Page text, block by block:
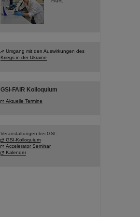
Umgang mit den Auswirkungen des
Kriegs in der Ukraine
GSI-FAIR Kolloquium
Aktuelle Termine
Veranstaltungen bei GSI:
GSI-Kolloquium
Accelerator Seminar
Kalender